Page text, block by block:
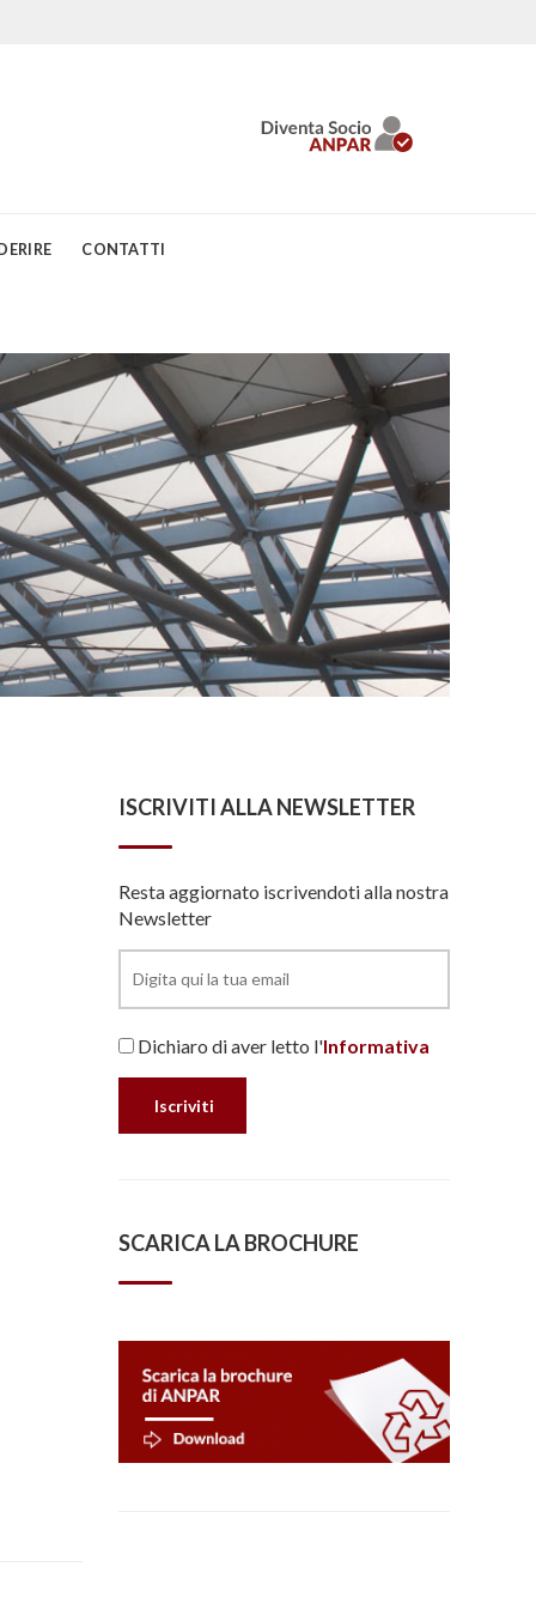
CONTATTI
ISCRIVITI ALLA NEWSLETTER
Resta aggiornato iscrivendoti alla nostra
Newsletter
Dichiaro di aver letto l'Informativa
SCARICA LA BROCHURE